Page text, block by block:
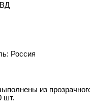
Россия
из
шт.